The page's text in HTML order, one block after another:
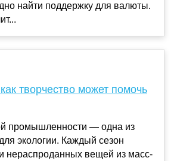
найти поддержку для валюты.
творчество может помочь
промышленности — одна из
экологии. Каждый сезон
нераспроданных вещей из масс-